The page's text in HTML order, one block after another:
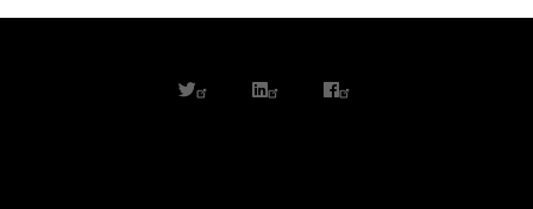
twitterlinkedinfacebook